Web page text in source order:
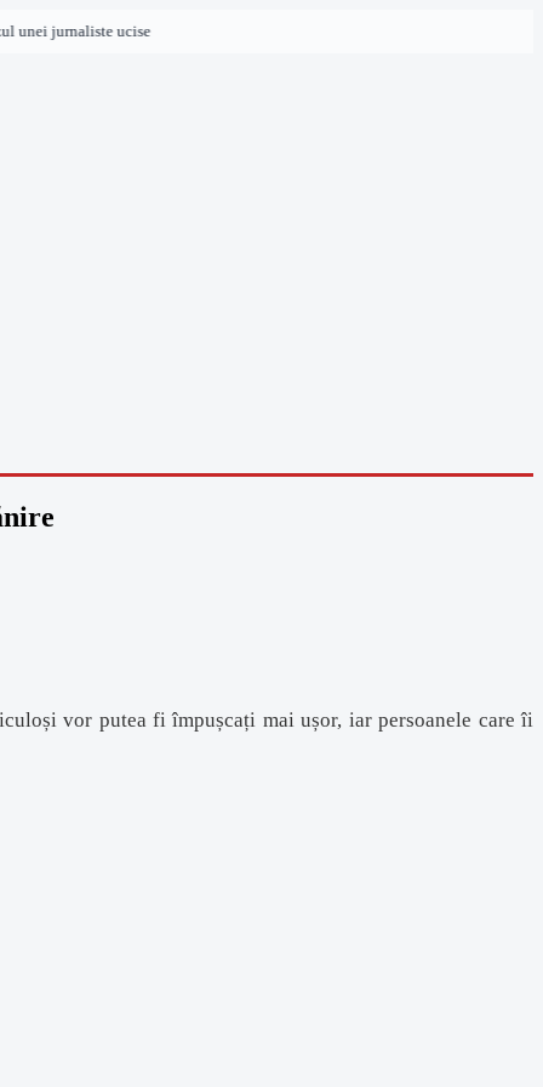
unei jurnaliste ucise
vor putea fi împușcați mai ușor, iar persoanele care îi